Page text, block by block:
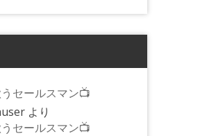
セールスマン📺
より
セールスマン📺